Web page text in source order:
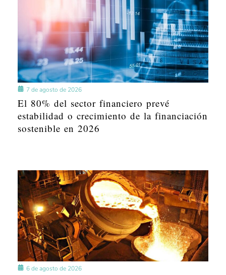
7 de agosto de 2026
El 80% del sector financiero prevé
estabilidad o crecimiento de la financiación
sostenible en 2026
6 de agosto de 2026